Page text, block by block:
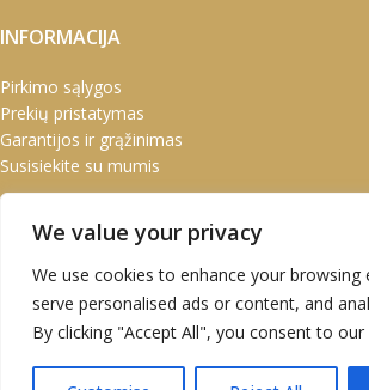
We value your privacy
We use cookies to enhance your browsing
serve personalised ads or content, and
By clicking "Accept All", you consent to
INFORMACIJA
Pirkimo sąlygos
Prekių pristatymas
Garantijos ir grąžinimas
Susisiekite su mumis
Paskyra
UAB Marškinėlis © 2020 Atvirukai |
atvirukai | Kalendoriai | Verslo